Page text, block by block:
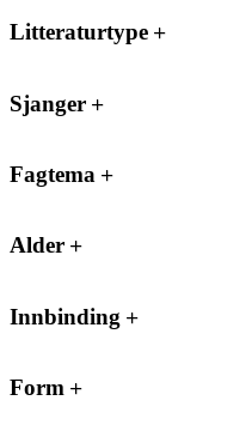
Litteraturtype
Sjanger
Fagtema
Alder
Innbinding
Form